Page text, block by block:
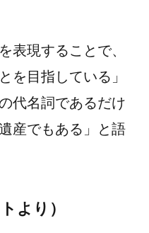
現することで、
を目指している」
代名詞であるだけ
産でもある」と語
より）